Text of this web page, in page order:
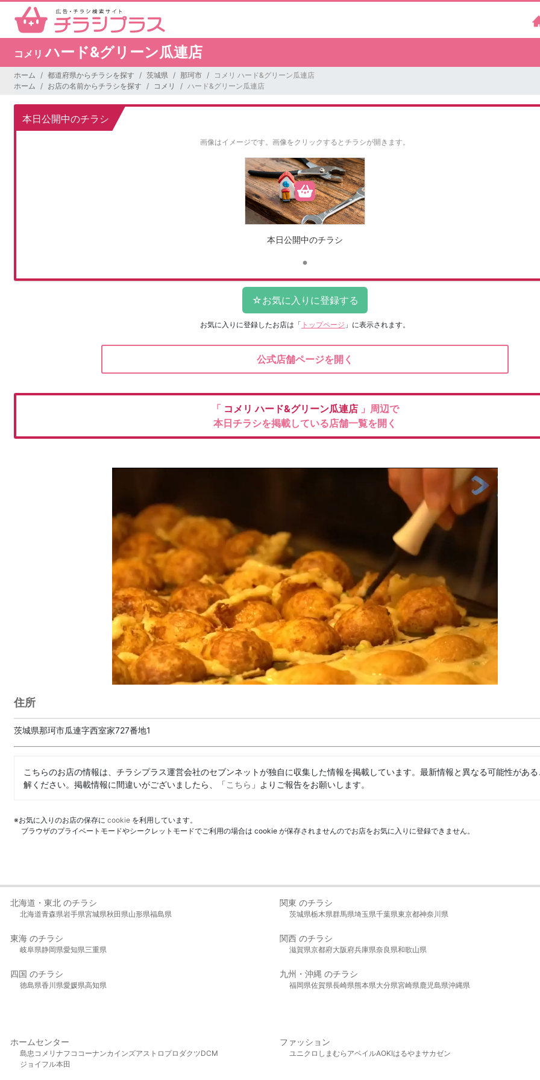
コメリハード&グリーン瓜連店
ホーム 都道府県からチラシを探す 茨城県 那珂市
コメリ ハード&グリーン瓜連店
ホーム
お店の名前からチラシを探す コメリ ハード&グリーン瓜連店
本日公開中のチラシ
画像はイメージです。 画像をクリックするとチラシが開きます。
本日公開中のチラシ
お気に入りに登録したお店は 「 トップページ 」に表示されます。
公式店舗ページを開く
「 コメリハード&グリーン瓜連店 」周辺で
本日チラシを掲載している店舗一覧を開く
住所
茨城県那珂市瓜連字西室家727番地1
こちらのお店の情報は、チラシプラス運営会社のセブンネットが独自に収集した情報を掲載しています。最新情報と異なる可能性があ
解ください。掲載情報に間違いがございましたら、「こちら 」よりご報告をお願いします。
※お気に入りのお店の保存に cookie を利用しています。
ブラウザのプライベートモードやシークレットモードでご利用の場合は cookie が保存されませんのでお店をお気に入りに登録できません。
北海道・東北 のチラシ
北海道青森県岩手県宮城県秋田県山形県福島県
関東 のチラシ
茨城県栃木県群馬県埼玉県千葉県東京都神奈川県
東海 のチラシ
岐阜県静岡県愛知県三重県
関西 のチラシ
滋賀県京都府大阪府兵庫県奈良県和歌山県
四国 のチラシ
徳島県香川県愛媛県高知県
九州・沖縄 のチラシ
福岡県佐賀県長崎県熊本県大分県宮崎県鹿児島県沖縄県
ホームセンター
島忠 コメリ ナフコ コーナンカインズアストロプロダクツDCM
ジョイフル本田
ファッション
ユニクロ しまむら アベイルAOKIはるやま サカゼン